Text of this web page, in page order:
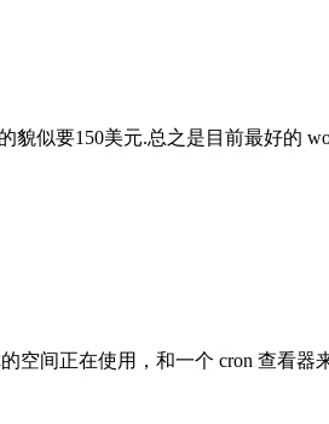
貌似要150美元.总之是目前最好的
间正在使用，和一个 cron 查看器